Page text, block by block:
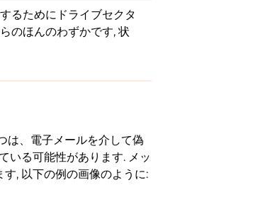
るためにドライブセクタ
のほんのわずかです, 状
は、電子メールを介して偽
いる可能性があります. メッ
, 以下の例の画像のように: